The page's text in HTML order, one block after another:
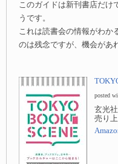
このガイドは新刊書店だけ
うです。
これは読書会の情報がわか
のは残念ですが、機会があ
posted
玄光
売り